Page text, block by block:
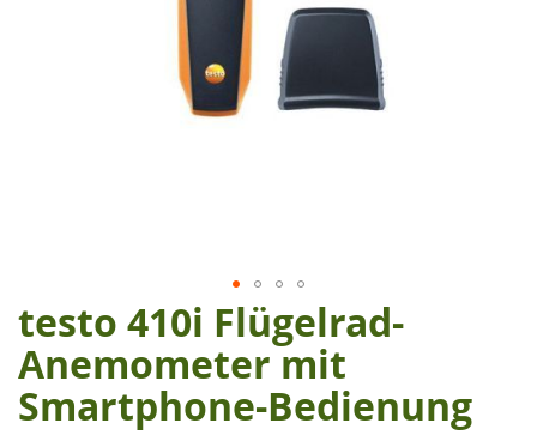
Zum
Anfang
der
Bildgalerie
testo 410i Flügelrad-
Anemometer mit
Smartphone-Bedienung